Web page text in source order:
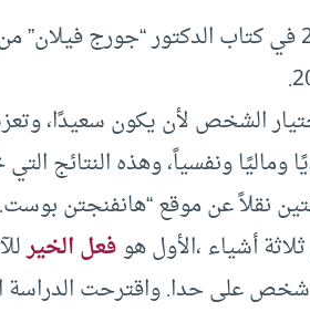
وقد نشرت نتائج تلك الدراسة عام 2012 في كتاب
الشخص لأن يكون سعيدًا،
ونفسياً، وهذه النتائج
نقلاً عن موقع “هانفنجتن بوست.
أشياء ،الأول هوفعل الخير
على حدا. واقترحت الدراسة